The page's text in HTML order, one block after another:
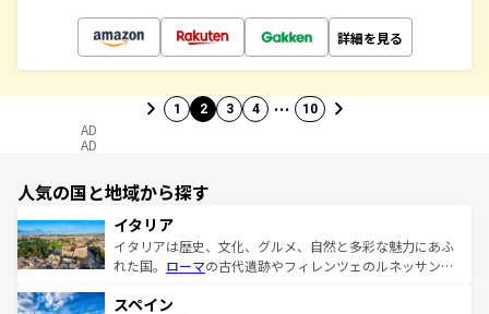
詳細を見る
1 2 3 4 … 10
AD
AD
人気の国と地域から探す
イタリア
イタリアは歴史、文化、グルメ、自然と多彩な魅力にあふ
れた国。 ローマの古代遺跡やフィレンツェのルネッサンス
ろん、トスカーナの美しい田園風景やアマルフィ海岸の絶
スペイン